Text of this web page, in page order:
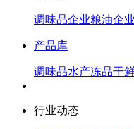
调味品企业粮油企业
产品库
调味品水产冻品干
行业动态